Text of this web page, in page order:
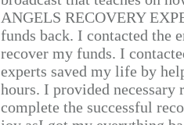
ANGELS RECOVERY
funds back. I contacted the
recover my funds. I
experts saved my life by
hours. I provided
complete the successful